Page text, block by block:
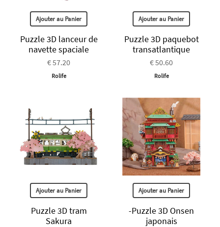
Ajouter au Panier
Puzzle 3D lanceur de
navette spaciale
€ 57.20
Rolife
Ajouter au Panier
Puzzle 3D paquebot
transatlantique
€ 50.60
Rolife
Ajouter au Panier
Puzzle 3D tram
Sakura
Ajouter au Panier
-Puzzle 3D Onsen
japonais